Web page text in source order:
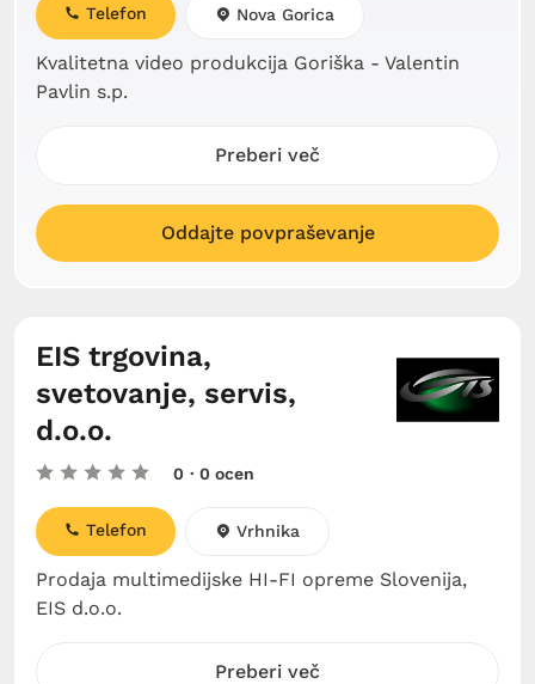
Kvalitetna video produkcija Goriška - Valentin
Pavlin s.p.
Telefon Nova Gorica
Preberi več
Oddajte povpraševanje
EIS trgovina,
svetovanje, servis,
d.o.o.
0 · 0 ocen
Prodaja multimedijske HI-FI opreme Slovenija,
EIS d.o.o.
Telefon Vrhnika
Preberi več